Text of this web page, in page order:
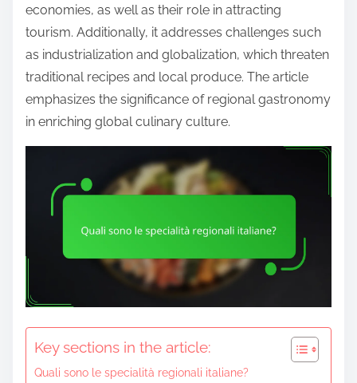
economies, as well as their role in attracting
tourism. Additionally, it addresses challenges such
as industrialization and globalization, which threaten
traditional recipes and local produce. The article
emphasizes the significance of regional gastronomy
in enriching global culinary culture.
Key sections in the article:
Quali sono le specialità regionali italiane?